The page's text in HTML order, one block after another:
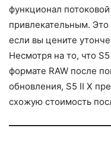
функционал
привлекательным.
если вы цените
Несмотря на то, что
формате RAW после
обновления, S5 II X
схожую стоимость